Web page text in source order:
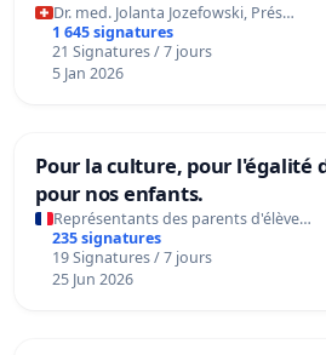
Dr. med. Jolanta Jozefowski, Prés…
1 645 signatures
21 Signatures / 7 jours
5 Jan 2026
Pour la culture, pour l'égalité
pour nos enfants.
Représentants des parents d'élève…
235 signatures
19 Signatures / 7 jours
25 Jun 2026